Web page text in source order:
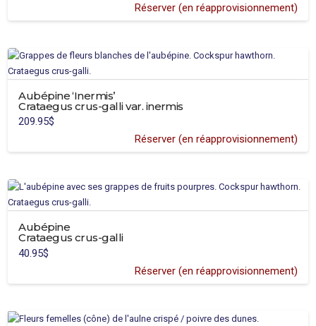
choisies
la
page
produit
à
Réserver (en réapprovisionnement)
plusieurs
variations.
Les
options
peuvent
choisies
la
page
produit
Aubépine ‘Inermis’
Crataegus crus-galli var. inermis
209.95$
Réserver (en réapprovisionnement)
Aubépine
Crataegus crus-galli
40.95$
Réserver (en réapprovisionnement)